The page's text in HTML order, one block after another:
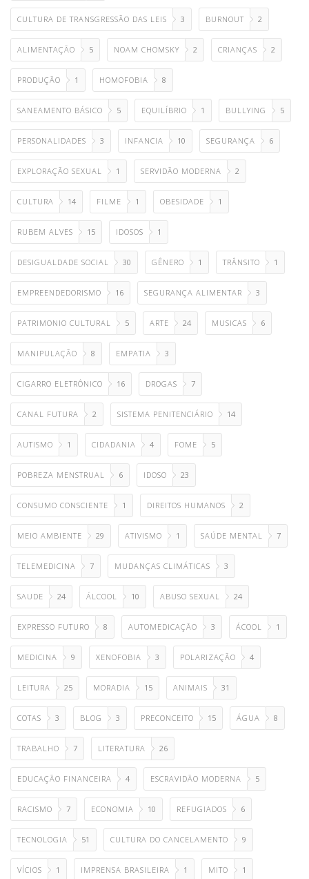
CULTURA DE TRANSGRESSÃO DAS LEIS 3 BURNOUT 2
ALIMENTAÇÃO 5 NOAM CHOMSKY 2 CRIANÇAS 2
PRODUÇÃO 1 HOMOFOBIA 8
SANEAMENTO BÁSICO 5 EQUILÍBRIO 1 BULLYING 5
PERSONALIDADES 3 INFANCIA 10 SEGURANÇA 6
EXPLORAÇÃO SEXUAL 1 SERVIDÃO MODERNA 2
CULTURA 14 FILME 1 OBESIDADE 1
RUBEM ALVES 15 IDOSOS 1
DESIGUALDADE SOCIAL 30 GÊNERO 1 TRÂNSITO 1
EMPREENDEDORISMO 16 SEGURANÇA ALIMENTAR 3
PATRIMONIO CULTURAL 5 ARTE 24 MUSICAS 6
MANIPULAÇÃO 8 EMPATIA 3
CIGARRO ELETRÔNICO 16 DROGAS 7
CANAL FUTURA 2 SISTEMA PENITENCIÁRIO 14
AUTISMO 1 CIDADANIA 4 FOME 5
POBREZA MENSTRUAL 6 IDOSO 23
CONSUMO CONSCIENTE 1 DIREITOS HUMANOS 2
MEIO AMBIENTE 29 ATIVISMO 1 SAÚDE MENTAL 7
TELEMEDICINA 7 MUDANÇAS CLIMÁTICAS 3
SAUDE 24 ÁLCOOL 10 ABUSO SEXUAL 24
EXPRESSO FUTURO 8 AUTOMEDICAÇÃO 3 ÁCOOL 1
MEDICINA 9 XENOFOBIA 3 POLARIZAÇÃO 4
LEITURA 25 MORADIA 15 ANIMAIS 31
COTAS 3 BLOG 3 PRECONCEITO 15 ÁGUA 8
TRABALHO 7 LITERATURA 26
EDUCAÇÃO FINANCEIRA 4 ESCRAVIDÃO MODERNA 5
RACISMO 7 ECONOMIA 10 REFUGIADOS 6
TECNOLOGIA 51 CULTURA DO CANCELAMENTO 9
VÍCIOS 1 IMPRENSA BRASILEIRA 1 MITO 1